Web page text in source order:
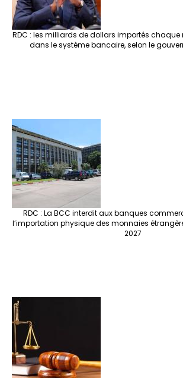
RDC : les milliards de dollars importés chaque
dans le système bancaire, selon le
RDC : La BCC interdit aux banques
l’importation physique des monnaies
2027